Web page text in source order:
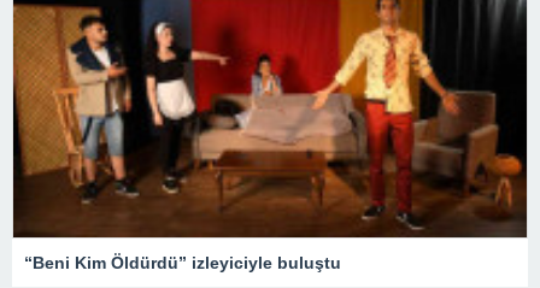
“Beni Kim Öldürdü” izleyiciyle buluştu